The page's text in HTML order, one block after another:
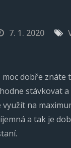
7. 1. 2020
dobře znáte
stávkovat a
na
a tak je